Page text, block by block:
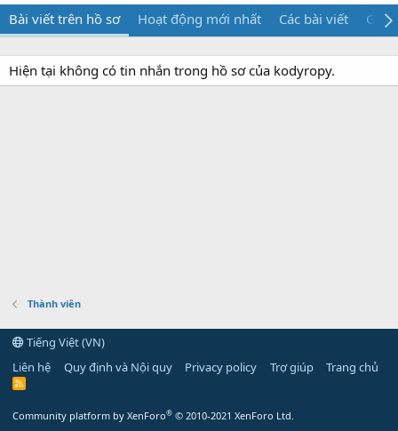
Bài viết trên hồ sơ Hoạt động mới nhất Các bài viết Giới
Hiện tại không có tin nhắn trong hồ sơ của kodyropy.
Thành viên
Tiếng Việt (VN)
Liên hệ
Quy định và Nội quy Privacy policy Trợ giúp Trang chủ
R
Community platform by XenForo® © 2010-2021 XenForo Ltd.